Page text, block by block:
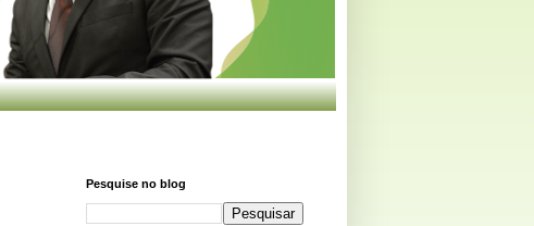
Pesquise no blog